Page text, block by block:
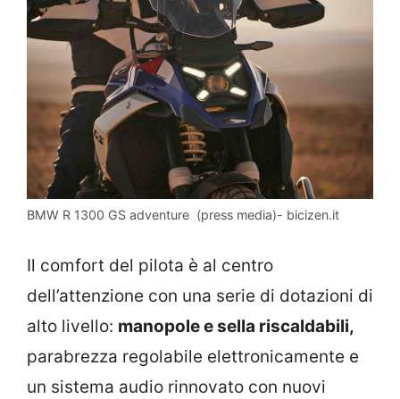
BMW R 1300 GS adventure (press media)- bicizen.it
Il comfort del pilota è al centro
dell’attenzione con una serie di dotazioni di
alto livello: manopole e sella riscaldabili,
parabrezza regolabile elettronicamente e
un sistema audio rinnovato con nuovi